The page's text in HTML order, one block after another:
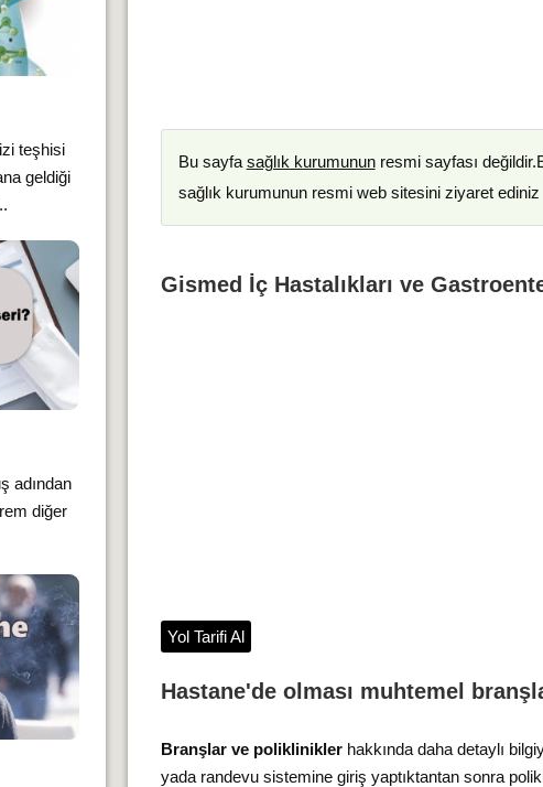
Bu sayfa sağlık kurumununresmi sayfası
sağlık kurumunun resmi web sitesini ziyaret ediniz
Gismed İç Hastalıkları ve
Yol Tarifi Al
Hastane'de olması muhtemel
Branşlar ve polikliniklerhakkında daha detaylı
yada randevu sistemine giriş yaptıktantan sonra
teşhisi
geldiği
adından
diğer